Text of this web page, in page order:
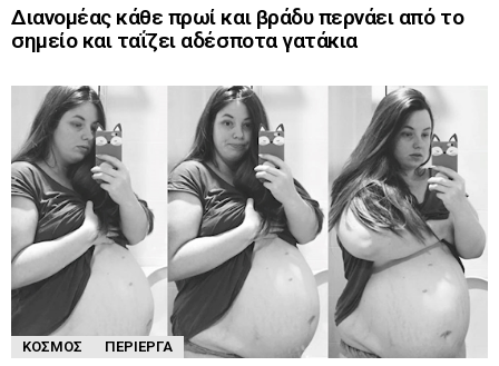
Διανομέας κάθε πρωί και βράδυ περνάει από το
σημείο και ταΐζει αδέσποτα γατάκια
ΚΌΣΜΟΣ ΠΕΡΊΕΡΓΑ